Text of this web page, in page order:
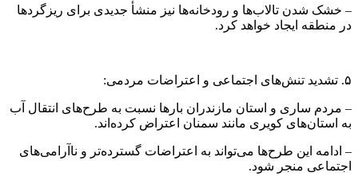
– خشک شدن تالاب‌ها و رودخانه‌ها نیز منشأ جدیدی برای ریزگردها
در منطقه ایجاد خواهد کرد.
۵. تشدید تنش‌های اجتماعی و اعتراضات مردمی:
– مردم ساری و استان مازندران بارها نسبت به طرح‌های انتقال آب
به استان‌های کویری مانند سمنان اعتراض کرده‌اند.
– ادامه این طرح‌ها می‌تواند به اعتراضات گسترده‌تر و ناآرامی‌های
اجتماعی منجر شود.